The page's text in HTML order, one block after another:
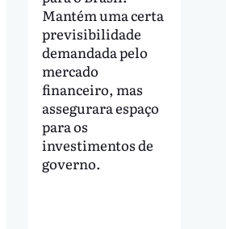
Mantém uma certa
previsibilidade
demandada pelo
mercado
financeiro, mas
assegurara espaço
para os
investimentos de
governo.